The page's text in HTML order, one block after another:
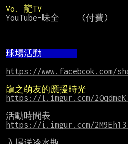
Vo. 龍TV
YouTube-味全     (付費)
球場活動
https://www.facebook.com/
龍之萌友的應援時光
https://i.imgur.com/
https://i.imgur.com/